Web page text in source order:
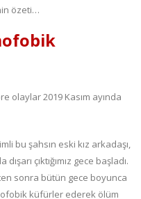
özeti…
olaylar 2019 Kasım ayında
bu şahsın eski kız arkadaşı,
çıktığımız gece başladı.
sonra bütün gece boyunca
küfürler ederek ölüm